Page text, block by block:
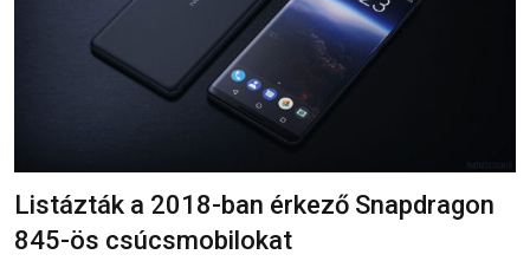
Listázták a 2018-ban érkező Snapdragon
845-ös csúcsmobilokat